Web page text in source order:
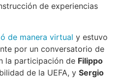
de experiencias
de manera virtual y estuvo
por un conversatorio de
la participación de Filippo
de la UEFA, y Sergio